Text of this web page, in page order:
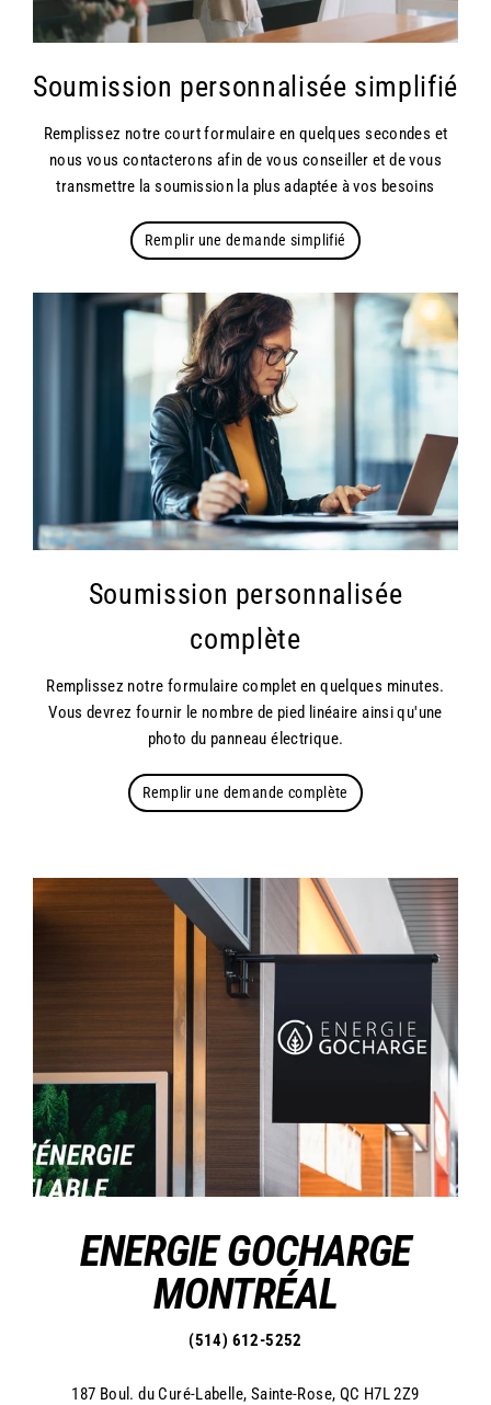
Soumission personnalisée simplifié
Remplissez notre court formulaire en quelques secondes et
nous vous contacterons afin de vous conseiller et de vous
transmettre la soumission la plus adaptée à vos besoins
Remplir une demande simplifié
Soumission personnalisée
complète
Remplissez notre formulaire complet en quelques minutes.
Vous devrez fournir le nombre de pied linéaire ainsi qu'une
photo du panneau électrique.
Remplir une demande complète
ENERGIE GOCHARGE
MONTRÉAL
(514) 612-5252
187 Boul. du Curé-Labelle, Sainte-Rose, QC H7L 2Z9